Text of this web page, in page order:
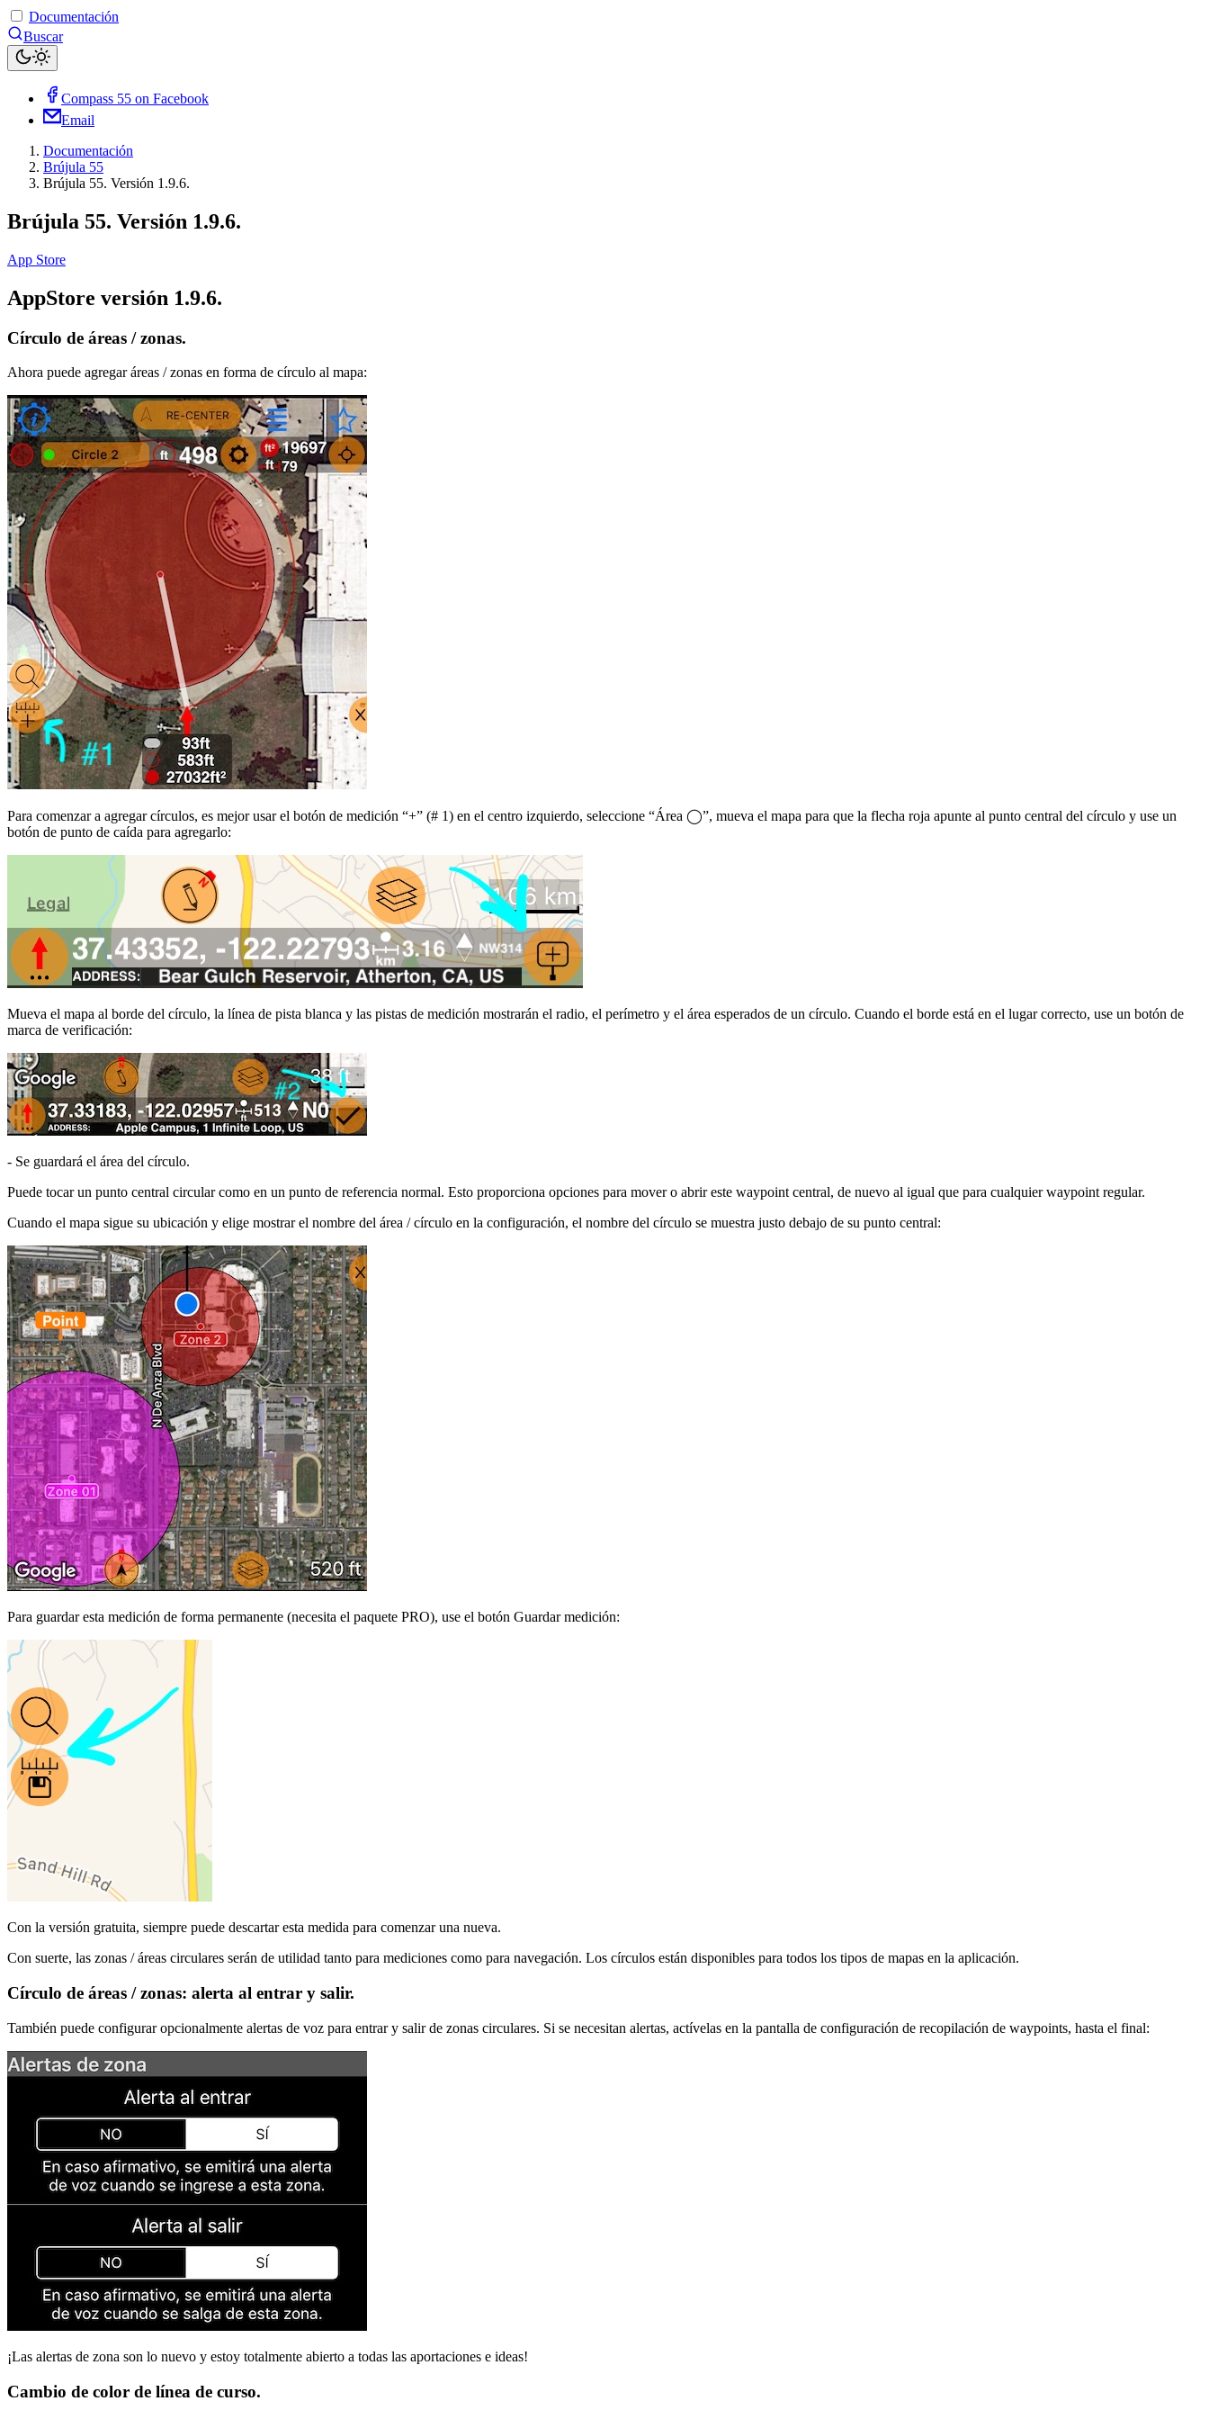
Documentación
Buscar
Compass 55 on Facebook
Email
Documentación
Brújula 55
Brújula 55. Versión 1.9.6.
Brújula 55. Versión 1.9.6.
App Store
AppStore versión 1.9.6.
Círculo de áreas / zonas.
Ahora puede agregar áreas / zonas en forma de círculo al mapa:
Para comenzar a agregar círculos, es mejor usar el botón de medición “+” (# 1) en el centro izquierdo, seleccione “Área ◯”, mueva el mapa para que la flecha roja apunte al punto central del círculo y use un
botón de punto de caída para agregarlo:
Mueva el mapa al borde del círculo, la línea de pista blanca y las pistas de medición mostrarán el radio, el perímetro y el área esperados de un círculo. Cuando el borde está en el lugar correcto, use un botón de
marca de verificación:
- Se guardará el área del círculo.
Puede tocar un punto central circular como en un punto de referencia normal. Esto proporciona opciones para mover o abrir este waypoint central, de nuevo al igual que para cualquier waypoint regular.
Cuando el mapa sigue su ubicación y elige mostrar el nombre del área / círculo en la configuración, el nombre del círculo se muestra justo debajo de su punto central:
Para guardar esta medición de forma permanente (necesita el paquete PRO), use el botón Guardar medición:
Con la versión gratuita, siempre puede descartar esta medida para comenzar una nueva.
Con suerte, las zonas / áreas circulares serán de utilidad tanto para mediciones como para navegación. Los círculos están disponibles para todos los tipos de mapas en la aplicación.
Círculo de áreas / zonas: alerta al entrar y salir.
También puede configurar opcionalmente alertas de voz para entrar y salir de zonas circulares. Si se necesitan alertas, actívelas en la pantalla de configuración de recopilación de waypoints, hasta el final:
¡Las alertas de zona son lo nuevo y estoy totalmente abierto a todas las aportaciones e ideas!
Cambio de color de línea de curso.